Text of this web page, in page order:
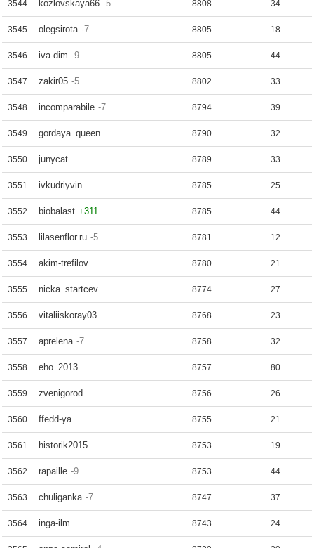
3544 kozlovskaya66 -5 8808 34
3545 olegsirota -7 8805 18
3546 iva-dim -9 8805 44
3547 zakir05 -5 8802 33
3548 incomparabile -7 8794 39
3549 gordaya_queen 8790 32
3550 junycat 8789 33
3551 ivkudriyvin 8785 25
3552 biobalast +311 8785 44
3553 lilasenflor.ru -5 8781 12
3554 akim-trefilov 8780 21
3555 nicka_startcev 8774 27
3556 vitaliiskoray03 8768 23
3557 aprelena -7 8758 32
3558 eho_2013 8757 80
3559 zvenigorod 8756 26
3560 ffedd-ya 8755 21
3561 historik2015 8753 19
3562 rapaille -9 8753 44
3563 chuliganka -7 8747 37
3564 inga-ilm 8743 24